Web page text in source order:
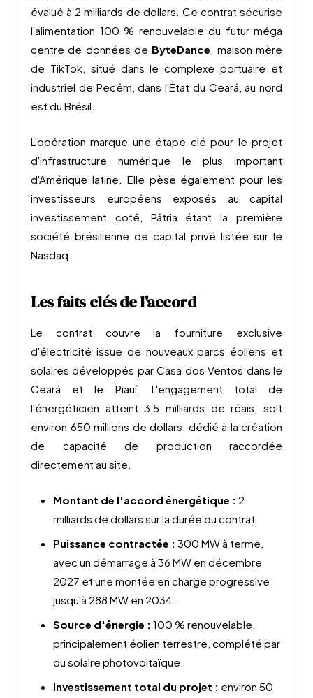
évalué à 2 milliards de dollars. Ce contrat sécurise
l'alimentation 100 % renouvelable du futur méga
centre de données de ByteDance, maison mère
de TikTok, situé dans le complexe portuaire et
industriel de Pecém, dans l'État du Ceará, au nord
est du Brésil.
L'opération marque une étape clé pour le projet
d'infrastructure numérique le plus important
d'Amérique latine. Elle pèse également pour les
investisseurs européens exposés au capital
investissement coté, Pátria étant la première
société brésilienne de capital privé listée sur le
Nasdaq.
Les faits clés de l'accord
Le contrat couvre la fourniture exclusive
d'électricité issue de nouveaux parcs éoliens et
solaires développés par Casa dos Ventos dans le
Ceará et le Piauí. L'engagement total de
l'énergéticien atteint 3,5 milliards de réais, soit
environ 650 millions de dollars, dédié à la création
de capacité de production raccordée
directement au site.
Montant de l'accord énergétique : 2
milliards de dollars sur la durée du contrat.
Puissance contractée : 300 MW à terme,
avec un démarrage à 36 MW en décembre
2027 et une montée en charge progressive
jusqu'à 288 MW en 2034.
Source d'énergie : 100 % renouvelable,
principalement éolien terrestre, complété par
du solaire photovoltaïque.
Investissement total du projet : environ 50